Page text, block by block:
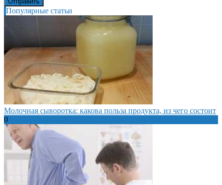
Популярные статьи
Молочная сыворотка: какова польза продукта, из чего состоит
0